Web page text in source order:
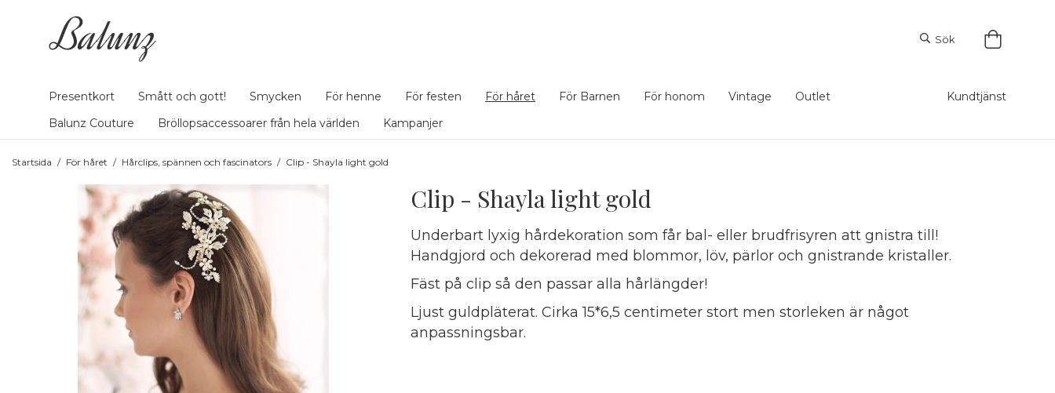
Sök
Presentkort Smått och gott! Smycken För henne För festen För håret För Barnen För honom Vintage
Outlet
Balunz Couture
Bröllopsaccessoarer från hela världen Kampanjer
Kundtjänst
Startsida / För håret / Hårclips, spännen och fascinators / Clip - Shayla light gold
Clip - Shayla light gold
Underbart lyxig hårdekoration som får bal- eller brudfrisyren att gnistra till!
Handgjord och dekorerad med blommor, löv, pärlor och gnistrande kristaller.
Fäst på clip så den passar alla hårlängder!
Ljust guldpläterat. Cirka 15*6,5 centimeter stort men storleken är något
anpassningsbar.